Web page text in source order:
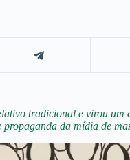
tradicional e virou um
da mídia de